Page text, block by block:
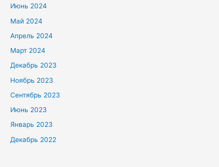
Июнь 2024
Май 2024
Апрель 2024
Март 2024
Декабрь 2023
Ноябрь 2023
Сентябрь 2023
Июнь 2023
Январь 2023
Декабрь 2022